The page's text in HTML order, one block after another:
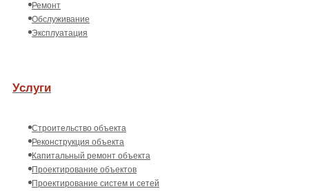
Ремонт
Обслуживание
Эксплуатация
Услуги
Строительство объекта
Реконструкция объекта
Капитальный ремонт объекта
Проектирование объектов
Проектирование систем и сетей